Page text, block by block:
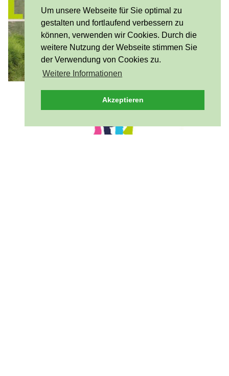
Um unsere Webseite für Sie optimal zu
gestalten und fortlaufend verbessern zu
können, verwenden wir Cookies. Durch die
weitere Nutzung der Webseite stimmen Sie
der Verwendung von Cookies zu.
Weitere Informationen
Akzeptieren